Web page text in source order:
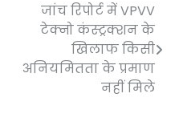
जांच रिपोर्ट में VPVV
टेक्नो कंस्ट्रक्शन के
खिलाफ किसी
अनियमितता के प्रमाण
नहीं मिले